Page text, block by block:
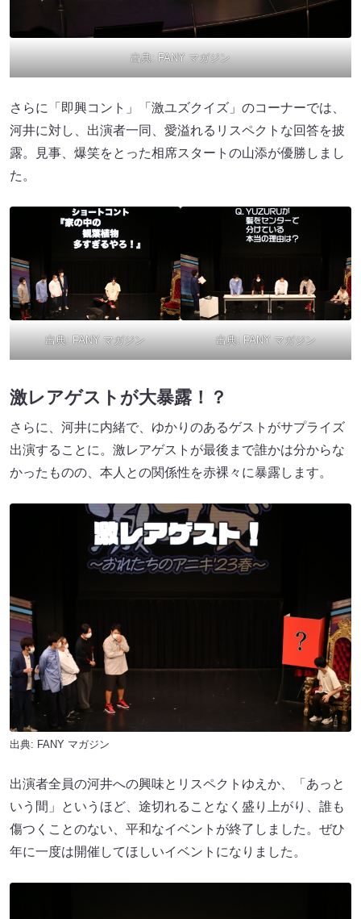
出典: FANY マガジン
さらに「即興コント」「激ユズクイズ」のコーナーでは、
河井に対し、出演者一同、愛溢れるリスペクトな回答を披
露。見事、爆笑をとった相席スタートの山添が優勝しまし
た。
出典: FANY マガジン 出典: FANY マガジン
激レアゲストが大暴露！？
さらに、河井に内緒で、ゆかりのあるゲストがサプライズ
出演することに。激レアゲストが最後まで誰かは分からな
かったものの、本人との関係性を赤裸々に暴露します。
出典: FANY マガジン
出演者全員の河井への興味とリスペクトゆえか、「あっと
いう間」というほど、途切れることなく盛り上がり、誰も
傷つくことのない、平和なイベントが終了しました。ぜひ
年に一度は開催してほしいイベントになりました。